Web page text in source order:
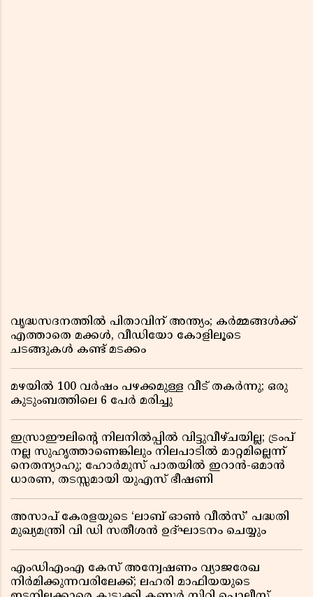
വൃദ്ധസദനത്തിൽ പിതാവിന് അന്ത്യം; കർമ്മങ്ങൾക്ക്
എത്താതെ മക്കൾ, വീഡിയോ കോളിലൂടെ
ചടങ്ങുകൾ കണ്ട് മടക്കം
മഴയിൽ 100 വർഷം പഴക്കമുള്ള വീട് തകർന്നു; ഒരു
കുടുംബത്തിലെ 6 പേർ മരിച്ചു
ഇസ്രാഈലിന്റെ നിലനിൽപ്പിൽ വിട്ടുവീഴ്ചയില്ല; ട്രംപ്
നല്ല സുഹൃത്താണെങ്കിലും നിലപാടിൽ മാറ്റമില്ലെന്ന്
നെതന്യാഹു; ഹോർമുസ് പാതയിൽ ഇറാൻ-ഒമാൻ
ധാരണ, തടസ്സമായി യുഎസ് ഭീഷണി
അസാപ് കേരളയുടെ ‘ലാബ് ഓൺ വീൽസ്’ പദ്ധതി
മുഖ്യമന്ത്രി വി ഡി സതീശൻ ഉദ്ഘാടനം ചെയ്യും
എംഡിഎംഎ കേസ് അന്വേഷണം വ്യാജരേഖ
നിർമിക്കുന്നവരിലേക്ക്; ലഹരി മാഫിയയുടെ